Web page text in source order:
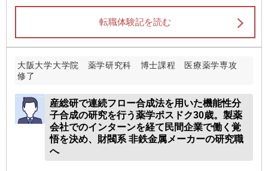
転職体験記を読む
大阪大学大学院 薬学研究科 博士課程 医療薬学専攻
修了
産総研で連続フロー合成法を用いた機能性分
子合成の研究を行う薬学ポスドク30歳。製薬
会社でのインターンを経て民間企業で働く覚
悟を決め、財閥系 非鉄金属メーカーの研究職
へ